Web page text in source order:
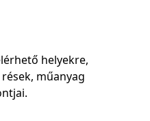
helyekre,
műanyag